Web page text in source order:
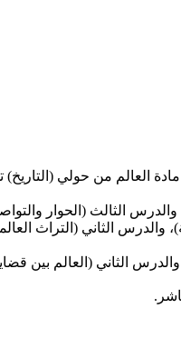
العالم من حولي
والدرس الثالث (الحوار
والدرس الثاني (التراث
الثاني (العالم بين